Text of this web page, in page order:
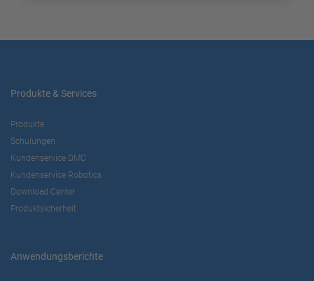
Produkte & Services
Produkte
Schulungen
Kundenservice DMC
Kundenservice Robotics
Download Center
Produktsicherheit
Anwendungsberichte